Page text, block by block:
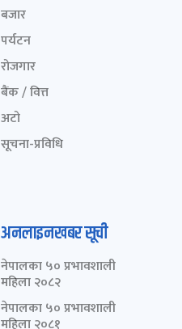
बजार
पर्यटन
रोजगार
बैंक / वित्त
अटो
सूचना-प्रविधि
अनलाइनखबर सूची
नेपालका ५० प्रभावशाली
महिला २०८२
नेपालका ५० प्रभावशाली
महिला २०८१